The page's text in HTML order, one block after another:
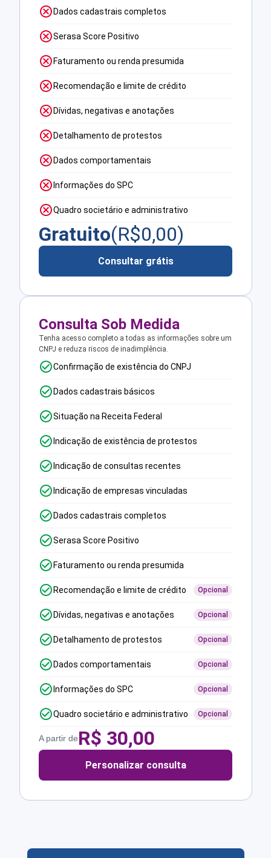
Dados cadastrais completos
Serasa Score Positivo
Faturamento ou renda presumida
Recomendação e limite de crédito
Dívidas, negativas e anotações
Detalhamento de protestos
Dados comportamentais
Informações do SPC
Quadro societário e administrativo
Gratuito(R$0,00)
Consultar grátis
Consulta Sob Medida
Tenha acesso completo a todas as informações sobre um
CNPJ e reduza riscos de inadimplência.
Confirmação de existência do CNPJ
Dados cadastrais básicos
Situação na Receita Federal
Indicação de existência de protestos
Indicação de consultas recentes
Indicação de empresas vinculadas
Dados cadastrais completos
Serasa Score Positivo
Faturamento ou renda presumida
Recomendação e limite de crédito Opcional
Dívidas, negativas e anotações Opcional
Detalhamento de protestos Opcional
Dados comportamentais Opcional
Informações do SPC Opcional
Quadro societário e administrativo Opcional
A partir deR$ 30,00
Personalizar consulta